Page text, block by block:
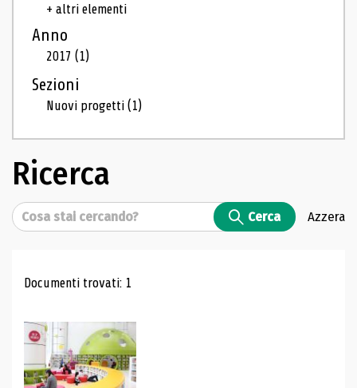
+ altri elementi
Anno
2017(1)
Sezioni
Nuovi progetti(1)
Ricerca
Cerca Cerca Azzera
Risultati di ricerca
Documenti trovati: 1